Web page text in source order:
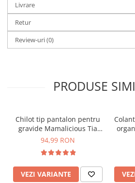
Livrare
Retur
Review-uri(0)
PRODUSE
Chilot tip pantalon pentru
gravide Mamalicious Tia
crem
94,99 RON
VEZI VARIANTE